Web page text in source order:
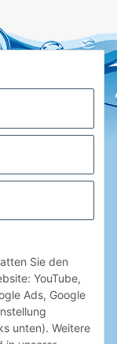
Sie den
YouTube,
Ads, Google
unten). Weitere